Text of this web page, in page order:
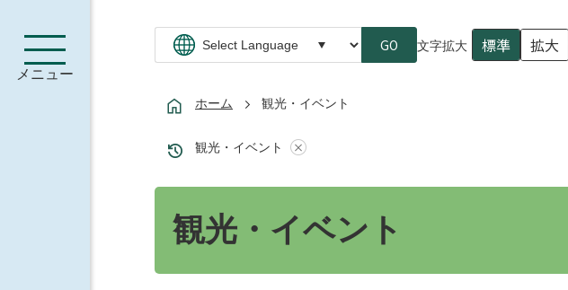
メニュー
GO 文字拡大 標準 拡大
ホーム 観光・イベント
観光・イベント
観光・イベント